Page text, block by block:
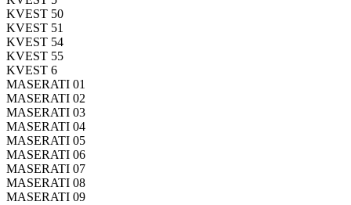
KVEST 50
KVEST 51
KVEST 54
KVEST 55
KVEST 6
MASERATI 01
MASERATI 02
MASERATI 03
MASERATI 04
MASERATI 05
MASERATI 06
MASERATI 07
MASERATI 08
MASERATI 09